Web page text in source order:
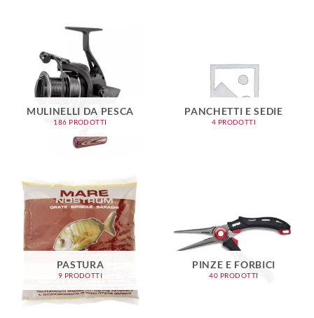
MULINELLI DA PESCA
186 PRODOTTI
PANCHETTI E SEDIE
4 PRODOTTI
PASTURA
9 PRODOTTI
PINZE E FORBICI
40 PRODOTTI